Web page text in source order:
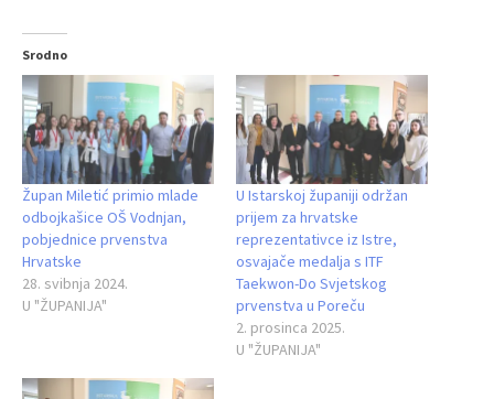
Srodno
Župan Miletić primio mlade
odbojkašice OŠ Vodnjan,
pobjednice prvenstva
Hrvatske
28. svibnja 2024.
U "ŽUPANIJA"
U Istarskoj županiji održan
prijem za hrvatske
reprezentativce iz Istre,
osvajače medalja s ITF
Taekwon-Do Svjetskog
prvenstva u Poreču
2. prosinca 2025.
U "ŽUPANIJA"